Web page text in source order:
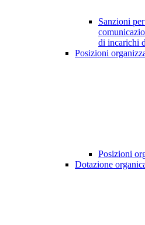
Sanzioni
di incarichi
Posizioni
Posizioni
Dotazione